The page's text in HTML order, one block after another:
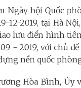
Ngày hội Quốc
12-2019, tại Hà
lưu điển hình
- 2019, với chủ
nền quốc
Hòa Bình,